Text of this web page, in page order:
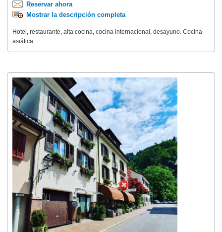
Reservar ahora
Mostrar la descripción completa
Hotel, restaurante, alta cocina, cocina internacional, desayuno. Cocina
asiática.